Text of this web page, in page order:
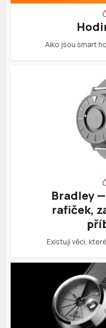
Aiko jsou smart
Bradley
rafiček,
Existují věci,